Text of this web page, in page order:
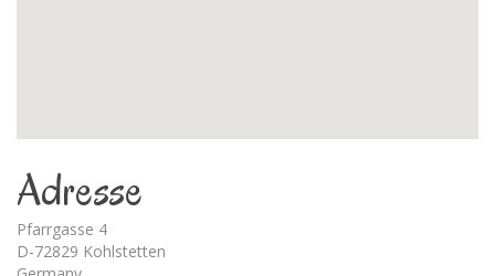
Adresse
Pfarrgasse 4
D-72829 Kohlstetten